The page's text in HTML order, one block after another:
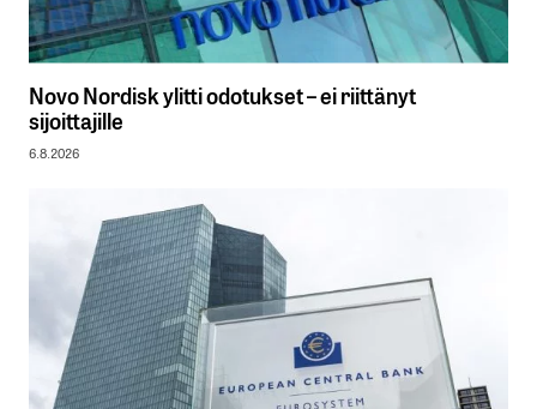
Novo Nordisk ylitti odotukset – ei riittänyt
sijoittajille
6.8.2026